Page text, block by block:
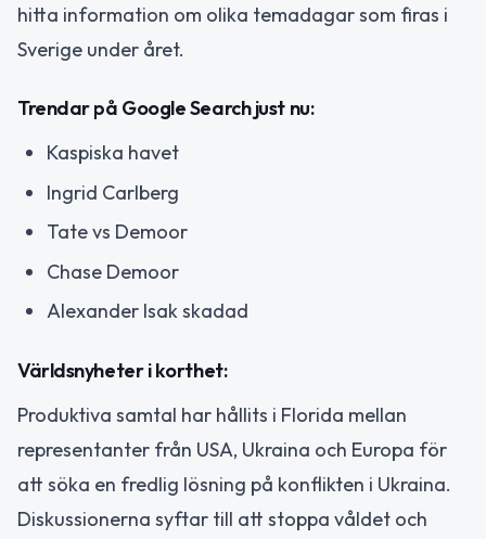
hitta information om olika temadagar som firas i
Sverige under året.
Trendar på Google Search just nu:
Kaspiska havet
Ingrid Carlberg
Tate vs Demoor
Chase Demoor
Alexander Isak skadad
Världsnyheter i korthet:
Produktiva samtal har hållits i Florida mellan
representanter från USA, Ukraina och Europa för
att söka en fredlig lösning på konflikten i Ukraina.
Diskussionerna syftar till att stoppa våldet och